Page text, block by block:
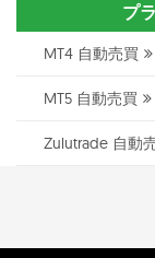
プ
MT4 自動売買
MT5 自動売買
Zulutrade 自動